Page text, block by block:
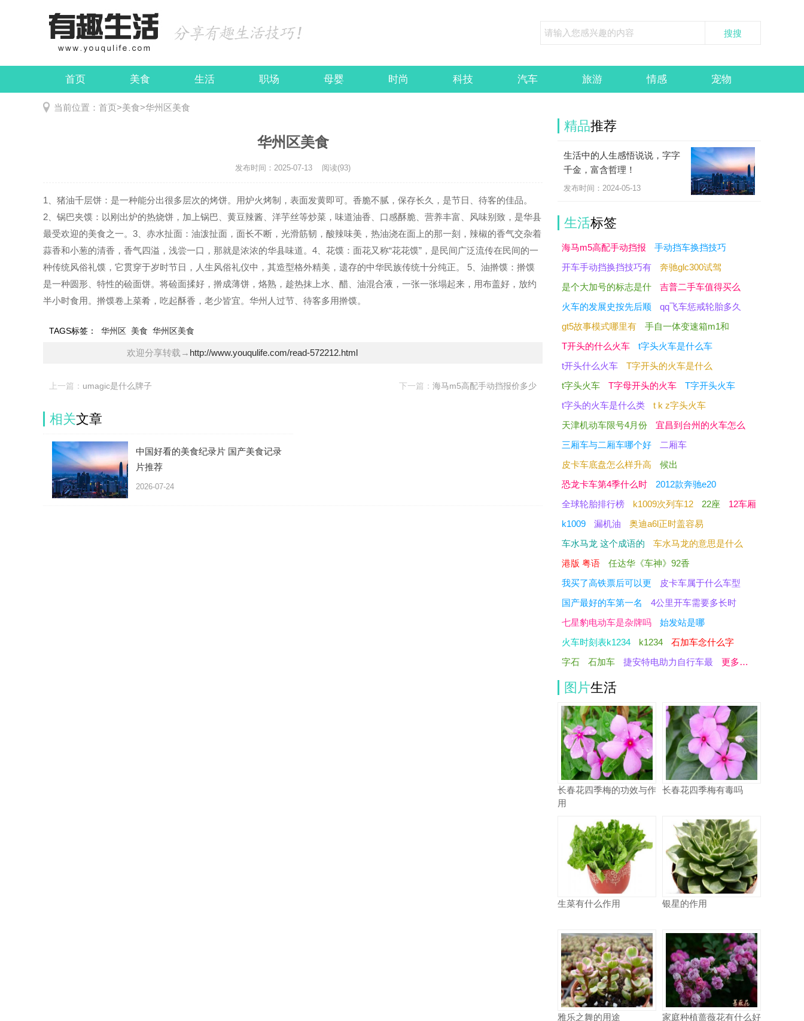
首页 美食 生活 职场 母婴 时尚 科技 汽车 旅游 情感 宠物
娱乐 民俗
当前位置： 首页>美食>华州区美食
华州区美食
发布时间：2025-07-13 阅读(93)
1、猪油千层饼：是一种能分出很多层次的烤饼。用炉火烤制，表面发黄即可。香脆不腻，保存长久，是节日、待客的佳品。
2、锅巴夹馍：以刚出炉的热烧饼，加上锅巴、黄豆辣酱、洋芋丝等炒菜，味道油香、口感酥脆、营养丰富、风味别致，是华县
最受欢迎的美食之一。3、赤水扯面：油泼扯面，面长不断，光滑筋韧，酸辣味美，热油浇在面上的那一刻，辣椒的香气交杂着
蒜香和小葱的清香，香气四溢，浅尝一口，那就是浓浓的华县味道。4、花馍：面花又称“花花馍”，是民间广泛流传在民间的一
种传统风俗礼馍，它贯穿于岁时节日，人生风俗礼仪中，其造型格外精美，遗存的中华民族传统十分纯正。 5、油擀馍：擀馍
是一种圆形、特性的硷面饼。将硷面揉好，擀成薄饼，烙熟，趁热抹上水、醋、油混合液，一张一张塌起来，用布盖好，放约
半小时食用。擀馍卷上菜肴，吃起酥香，老少皆宜。华州人过节、待客多用擀馍。
TAGS标签： 华州区 美食 华州区美食
欢迎分享转载→ http://www.youqulife.com/read-572212.html
上一篇： umagic是什么牌子 下一篇： 海马m5高配手动挡报价多少
相关文章
中国好看的美食纪录片 国产美食记录
片推荐
2026-07-24
精品推荐
生活中的人生感悟说说，字字
千金，富含哲理！
发布时间：2024-05-13
生活标签
海马m5高配手动挡报
手动挡车换挡技巧
开车手动挡换挡技巧有
奔驰glc300试驾
是个大加号的标志是什
吉普二手车值得买么
火车的发展史按先后顺
qq飞车惩戒轮胎多久
gt5故事模式哪里有
手自一体变速箱m1和
T开头的什么火车
t字头火车是什么车
t开头什么火车
T字开头的火车是什么
t字头火车
T字母开头的火车
T字开头火车
t字头的火车是什么类
t k z字头火车
天津机动车限号4月份
宜昌到台州的火车怎么
三厢车与二厢车哪个好
二厢车
皮卡车底盘怎么样升高
候出
恐龙卡车第4季什么时
2012款奔驰e20
全球轮胎排行榜
k1009次列车12 22座
12车厢
k1009
漏机油
奥迪a6l正时盖容易
车水马龙 这个成语的
车水马龙的意思是什么
港版 粤语
任达华《车神》92香
我买了高铁票后可以更
皮卡车属于什么车型
国产最好的车第一名
4公里开车需要多长时
七星豹电动车是杂牌吗
始发站是哪
火车时刻表k1234
k1234
石加车念什么字
字石
石加车 捷安特电助力自行车最 更多…
图片生活
长春花四季梅的功效与作
用
长春花四季梅有毒吗
生菜有什么作用 银星的作用
雅乐之舞的用途
家庭种植蔷薇花有什么好